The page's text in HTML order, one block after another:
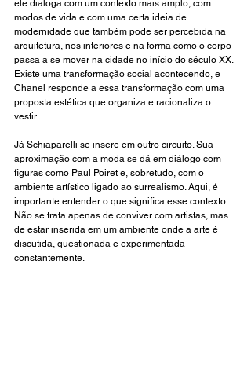
ele dialoga com um contexto mais amplo, com
modos de vida e com uma certa ideia de
modernidade que também pode ser percebida na
arquitetura, nos interiores e na forma como o corpo
passa a se mover na cidade no início do século XX.
Existe uma transformação social acontecendo, e
Chanel responde a essa transformação com uma
proposta estética que organiza e racionaliza o
vestir.
Já Schiaparelli se insere em outro circuito. Sua
aproximação com a moda se dá em diálogo com
figuras como Paul Poiret e, sobretudo, com o
ambiente artístico ligado ao surrealismo. Aqui, é
importante entender o que significa esse contexto.
Não se trata apenas de conviver com artistas, mas
de estar inserida em um ambiente onde a arte é
discutida, questionada e experimentada
constantemente.